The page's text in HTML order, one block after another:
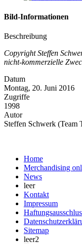
Bild-Informationen
Beschreibung
Copyright Steffen
nicht-kommerzielle
Datum
Montag, 20. Juni 2016
Zugriffe
1998
Autor
Steffen Schwerk (Team
Home
Merchandising
News
leer
Kontakt
Impressum
Sitemap
leer2